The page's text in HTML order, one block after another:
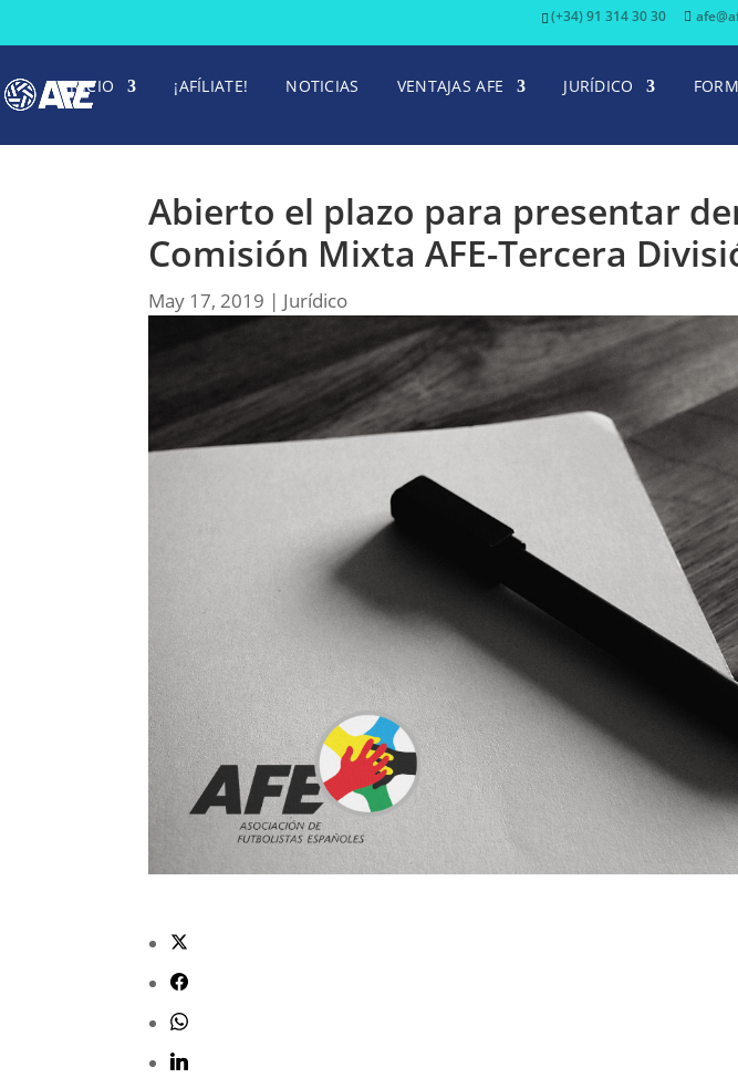
(+34) 91 314 30 30
INICIO ¡AFÍLIATE! NOTICIAS VENTAJAS AFE JURÍDICO
Abierto el plazo para presentar
Comisión Mixta AFE-Tercera
May 17, 2019 | Jurídico